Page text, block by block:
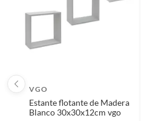
Complementa tu compra
Las repisas madera, y
mientras que las repisas
ambiente y crea un espacio
VGO
Estante flotante de Madera
Blanco 30x30x12cm vgo